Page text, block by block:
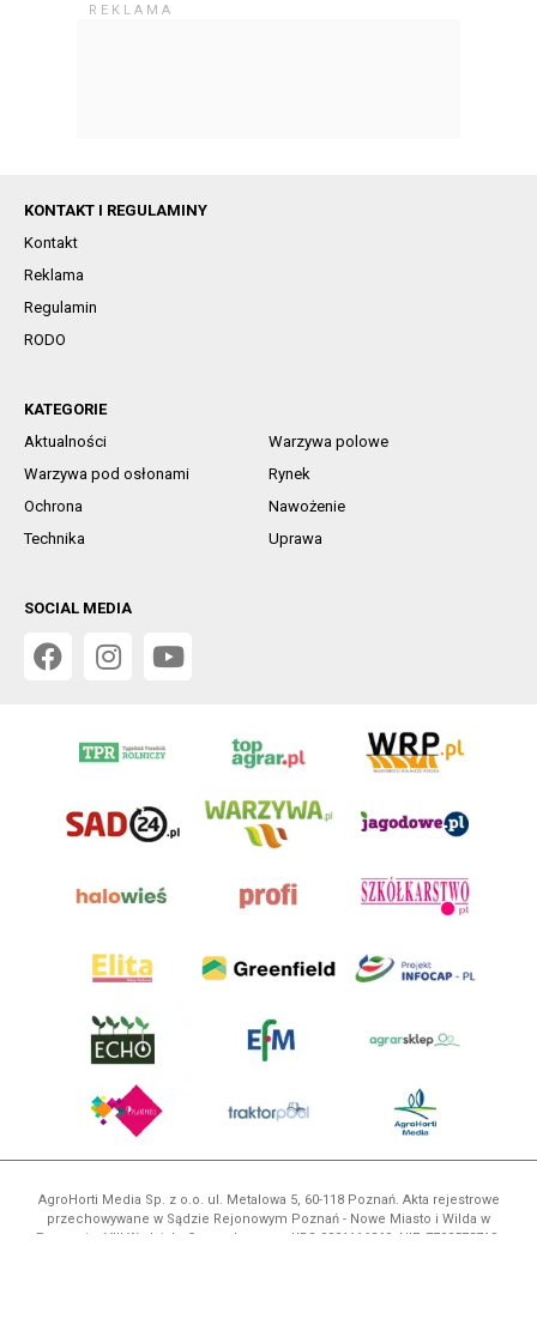
KONTAKT I REGULAMINY
Kontakt
Reklama
Regulamin
RODO
KATEGORIE
Aktualności
Warzywa polowe
Warzywa pod osłonami
Rynek
Ochrona
Nawożenie
Technika
Uprawa
SOCIAL MEDIA
AgroHorti Media Sp. z o.o. ul. Metalowa 5, 60-118 Poznań. Akta rejestrowe
przechowywane w Sądzie Rejonowym Poznań - Nowe Miasto i Wilda w
Poznaniu, VIII Wydziale Gospodarczym, KRS 0001116269, NIP 7792573719,